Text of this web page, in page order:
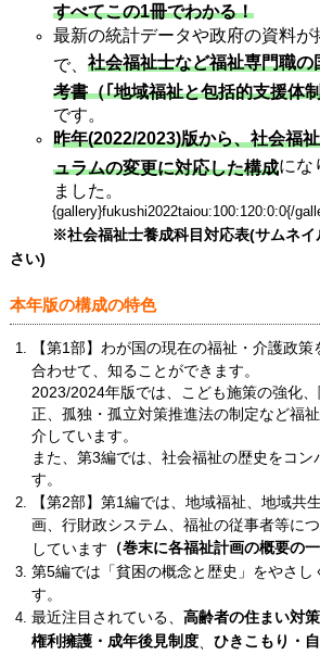
すべてこの1冊でわかる！
最新の統計データや政府の資料が
で、 社会福祉士など福祉専門職の
考書（｢地域福祉と包括的支援体
です。
昨年(2022/2023)版から、社会福
ュラムの変更に対応した構成にな
ました。
{gallery}fukushi2022taiou:100:120:0:0{/
※社会福祉士養成科目対応表(サムネ
さい)
本年版の構成の特色
【第1部】わが国の現在の福祉・介護政
合わせて、知ることができます。
2023/2024年版では、こども施策の強化
正、孤独・孤立対策推進法の制定など福
介しています。
また、第3編では、社会福祉の歴史をコン
す。
【第2部】第1編では、地域福祉、地域共
画、行財政システム、福祉の従事者等に
しています （巻末に各福祉計画の概要の
第5編では「貧困の概念と歴史」をやさし
す。
最近注目されている、 高齢者の住まい対策
権利擁護・成年後見制度、 ひきこもり・